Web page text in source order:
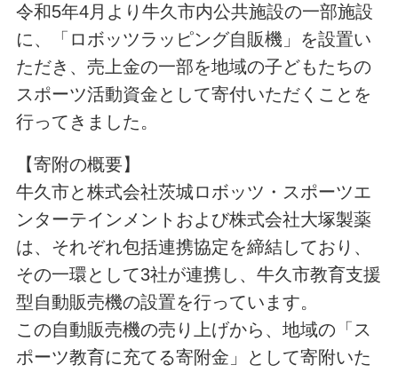
令和5年4月より牛久市内公共施設の一部施設
に、「ロボッツラッピング自販機」を設置い
ただき、売上金の一部を地域の子どもたちの
スポーツ活動資金として寄付いただくことを
行ってきました。
【寄附の概要】
牛久市と株式会社茨城ロボッツ・スポーツエ
ンターテインメントおよび株式会社大塚製薬
は、それぞれ包括連携協定を締結しており、
その一環として3社が連携し、牛久市教育支援
型自動販売機の設置を行っています。
この自動販売機の売り上げから、地域の「ス
ポーツ教育に充てる寄附金」として寄附いた